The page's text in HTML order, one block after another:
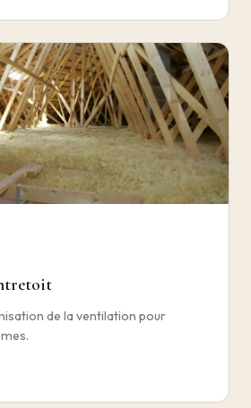
de la ventilation pour